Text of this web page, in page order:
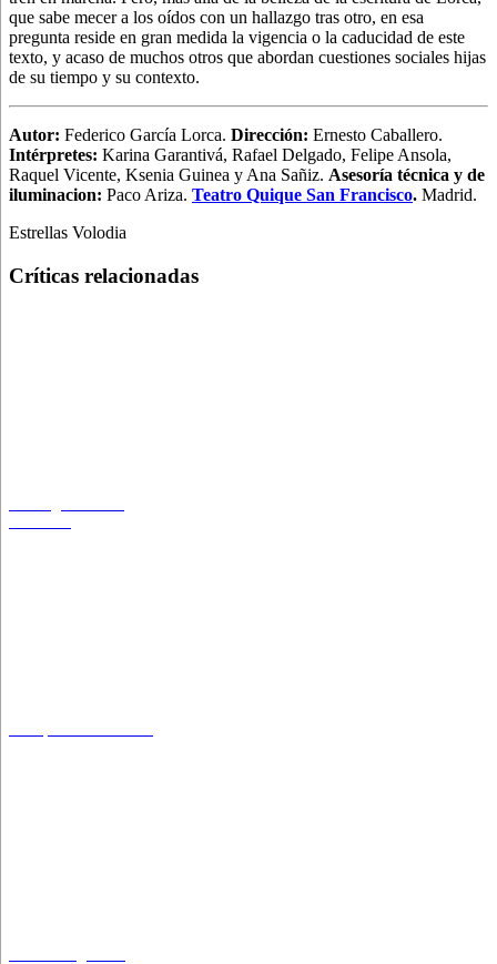
que sabe mecer a los oídos con un hallazgo tras otro, en esa
pregunta reside en gran medida la vigencia o la caducidad de este
texto, y acaso de muchos otros que abordan cuestiones sociales hijas
de su tiempo y su contexto.
Autor: Federico García Lorca. Dirección: Ernesto Caballero.
Intérpretes: Karina Garantivá, Rafael Delgado, Felipe Ansola,
Raquel Vicente, Ksenia Guinea y Ana Sañiz. Asesoría técnica y de
iluminacion: Paco Ariza. Teatro Quique San Francisco. Madrid.
Estrellas Volodia
Críticas relacionadas